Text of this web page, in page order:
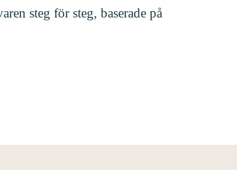
steg för steg, baserade på